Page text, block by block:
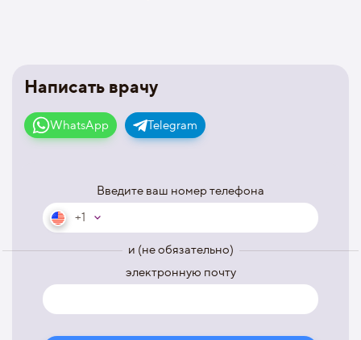
Написать врачу
WhatsApp Telegram
Введите ваш номер телефона
+1
и (не обязательно)
электронную почту